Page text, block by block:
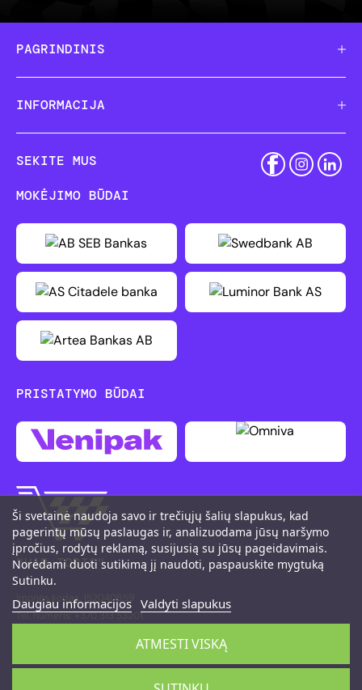
PAGRINDINIS
INFORMACIJA
SEKITE MUS
Ši svetainė naudoja savo ir trečiųjų šalių slapukus, kad
pagerintų mūsų paslaugas ir, analizuodama jūsų naršymo
įpročius, rodytų reklamą, susijusią su jūsų pageidavimais.
Norėdami duoti sutikimą jį naudoti, paspauskite mygtuką
Sutinku.
Daugiau informacijos Valdyti slapukus
ATMESTI VISKĄ
MOKĖJIMO BŪDAI
PRISTATYMO BŪDAI
"UAB TOBIS"
Įmonės kodas: 152040659
Tel. numeris: +370 313 53201